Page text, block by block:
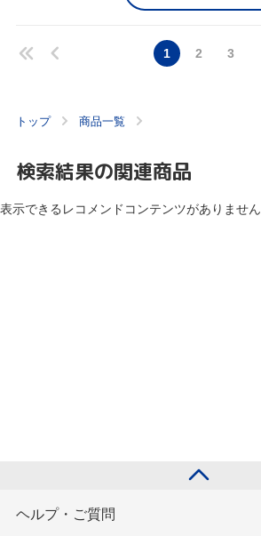
1 2 3
トップ 商品一覧
検索結果の関連商品
表示できるレコメンドコンテンツがありません
ヘルプ・ご質問